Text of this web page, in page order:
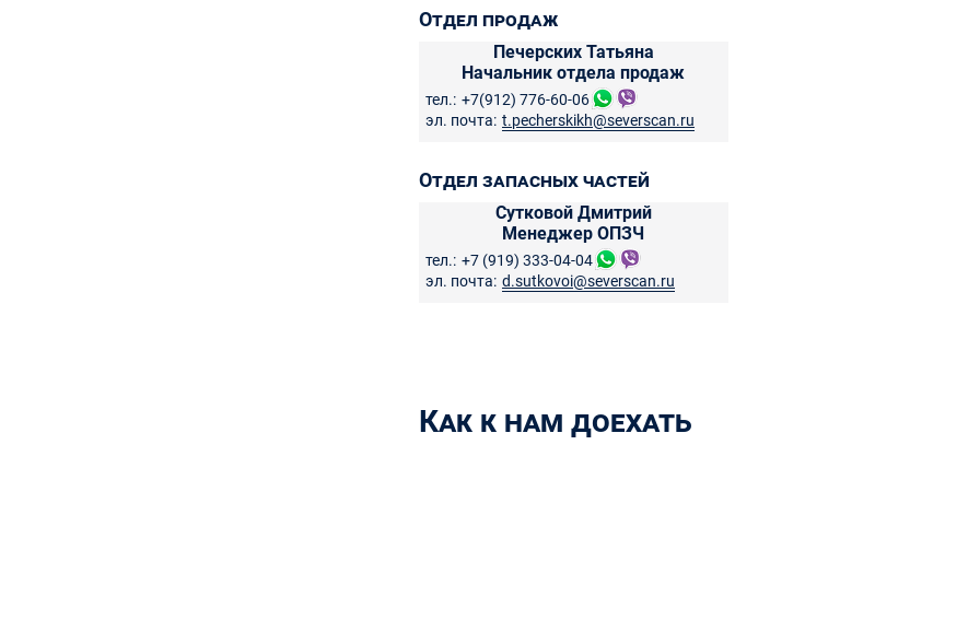
Отдел продаж
Печерских Татьяна
Начальник отдела продаж
тел.: +7(912) 776-60-06
эл. почта: t.pecherskikh@severscan.ru
Отдел запасных частей
Сутковой Дмитрий
Менеджер ОПЗЧ
тел.: +7 (919) 333-04-04
эл. почта: d.sutkovoi@severscan.ru
Как к нам доехать